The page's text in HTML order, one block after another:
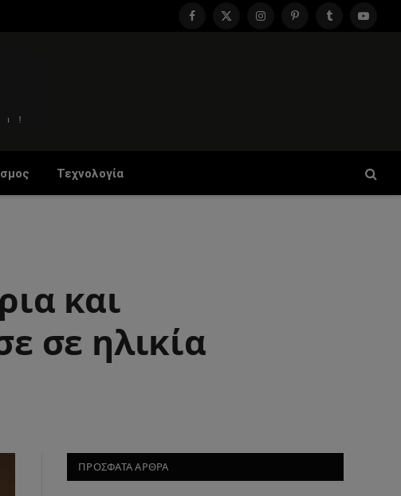
Facebook
X
InstagramPinterestTumblr
Τεχνολογία
και
σε ηλικία
ΠΡΟΣΦΑΤΑ ΑΡΘΡΑ